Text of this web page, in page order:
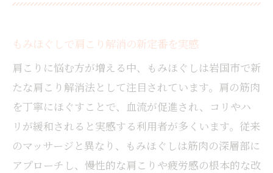
デスクワーク疲れにはもみほぐしが有効
実感できるリラクゼーションをもみほぐしで
もみほぐしで深いリラクゼーションを体験
もみほぐしで日常のストレスを和らげる
もみほぐしで肩こり解消の新定番を実感
肩こりに悩む方が増える中、もみほぐしは岩国市で新
たな肩こり解消法として注目されています。肩の筋肉
を丁寧にほぐすことで、血流が促進され、コリやハ
リが緩和されると実感する利用者が多くいます。従来
のマッサージと異なり、もみほぐしは筋肉の深層部に
アプローチし、慢性的な肩こりや疲労感の根本的な改